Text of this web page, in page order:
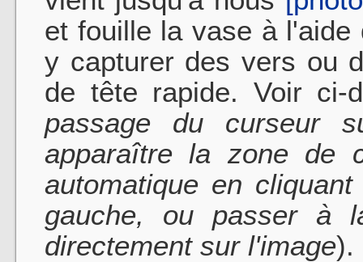
et fouille la vase à
y capturer des vers ou
de tête rapide. Voir ci-
passage du curseur
apparaître la zone de
automatique en
gauche, ou passer à
directement sur l'image).